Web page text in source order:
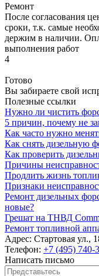
Ремонт
После согласования
сроки, т.к. самые
держим в наличии.
выполнения работ
4
Готово
Вы забираете свой
Полезные ссылки
Нужно ли чистить
5 причин, почему не
Как часто нужно
Как снять дизельную
Как проверить
Причины
Продлить жизнь
Признаки
Ремонт дизельных
новые?
Грешат на ТНВД
Ремонт топливной
Адрес: Стартовая ул.,
Телефон: +7 (495) 740-
Написать письмо
Представьтесь